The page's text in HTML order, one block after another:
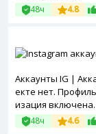
48ч 4.8
Аккаунты IG |
екте нет.
изация
MIX ip.
48ч 4.6